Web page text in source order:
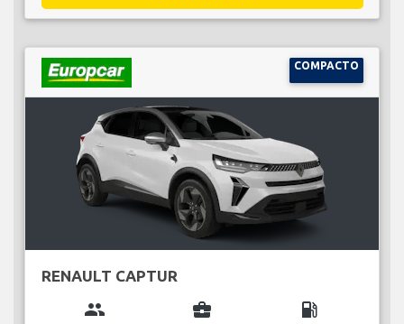
COMPACTO
RENAULT CAPTUR
group business_center local_gas_station